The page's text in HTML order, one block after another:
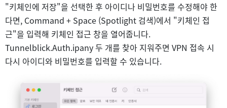
"키체인에 저장"을 선택한 후 아이디나 비밀번호를 수정해야 한
다면, Command + Space (Spotlight 검색)에서 "키체인 접
근"을 입력해 키체인 접근 창을 열어줍니다.
Tunnelblick.Auth.ipany 두 개를 찾아 지워주면 VPN 접속 시
다시 아이디와 비밀번호를 입력할 수 있습니다.